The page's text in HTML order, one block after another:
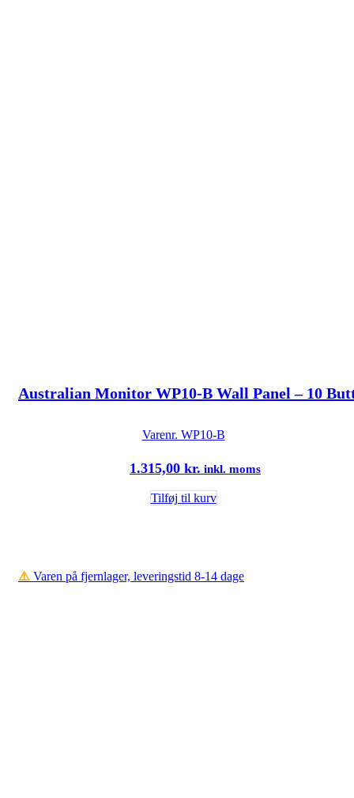
Australian Monitor WP10-B Wall Panel – 10
Varenr. WP10-B
1.315,00 kr. inkl. moms
Tilføj til kurv
⚠️ Varen på fjernlager, leveringstid 8-14 dage